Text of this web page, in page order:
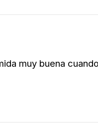
muy buena